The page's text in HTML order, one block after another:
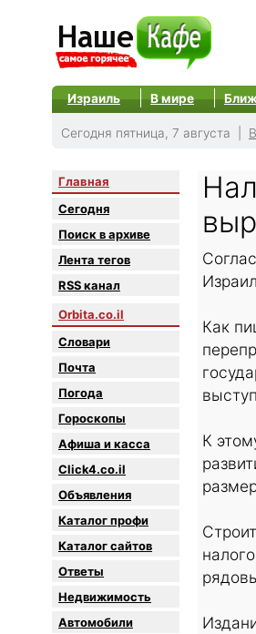
Израиль В мире
Сегодня пятница, 7 августа |
Главная
Сегодня
Поиск в архиве
Лента тегов
RSS канал
Orbita.co.il
Словари
Почта
Погода
Гороскопы
Афиша и касса
Click4.co.il
Объявления
Каталог профи
Каталог сайтов
Oтветы
Недвижимость
Автомобили
Как
К